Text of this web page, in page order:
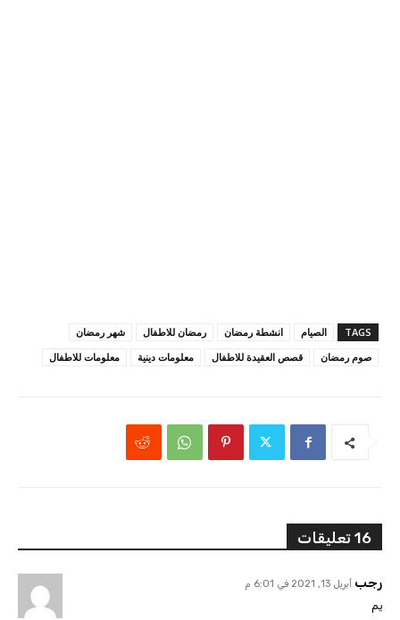
TAGS الصيام انشطة رمضان رمضان للاطفال
شهر رمضان
صوم رمضان
قصص العقيدة للاطفال معلومات دينية معلومات للاطفال
16 تعليقات
رجب أبريل 13, 2021 في 6:01 م
يم